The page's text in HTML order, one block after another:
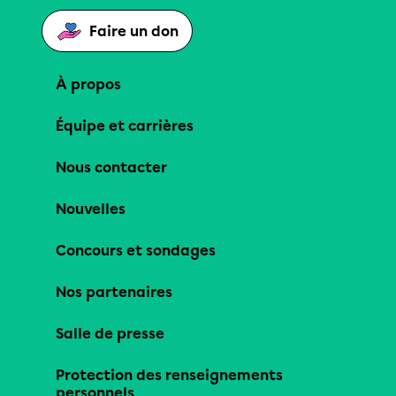
Faire un don
À propos
Équipe et carrières
Nous contacter
Nouvelles
Concours et sondages
Nos partenaires
Salle de presse
Protection des renseignements